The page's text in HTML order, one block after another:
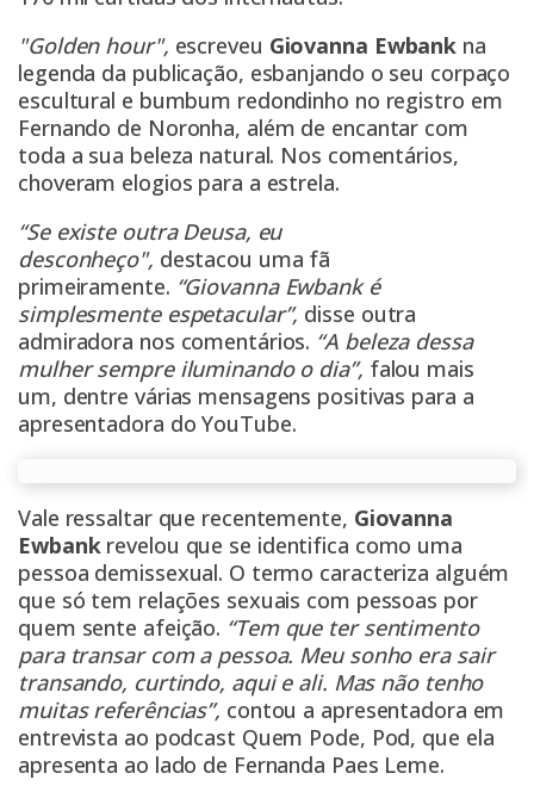
"Golden hour", escreveu Giovanna Ewbank na
legenda da publicação, esbanjando o seu corpaço
escultural e bumbum redondinho no registro em
Fernando de Noronha, além de encantar com
toda a sua beleza natural. Nos comentários,
choveram elogios para a estrela.
“Se existe outra Deusa, eu
desconheço", destacou uma fã
primeiramente. “Giovanna Ewbank é
simplesmente espetacular”, disse outra
admiradora nos comentários. “A beleza dessa
mulher sempre iluminando o dia”, falou mais
um, dentre várias mensagens positivas para a
apresentadora do YouTube.
Vale ressaltar que recentemente, Giovanna
Ewbankrevelou que se identifica como uma
pessoa demissexual. O termo caracteriza alguém
que só tem relações sexuais com pessoas por
quem sente afeição. “Tem que ter sentimento
para transar com a pessoa. Meu sonho era sair
transando, curtindo, aqui e ali. Mas não tenho
muitas referências”, contou a apresentadora em
entrevista ao podcast Quem Pode, Pod, que ela
apresenta ao lado de Fernanda Paes Leme.